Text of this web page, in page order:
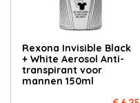
Rexona Invisible Black
+ White Aerosol Anti-
transpirant voor
mannen 150ml